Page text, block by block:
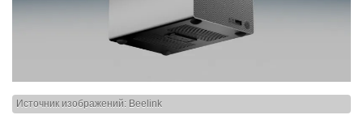
Источник изображений: Beelink